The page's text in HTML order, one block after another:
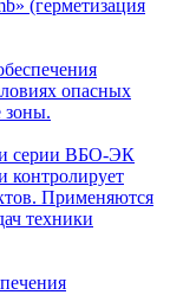
(герметизация
опасных
зоны.
серии ВБО-ЭК
контролирует
Применяются
техники